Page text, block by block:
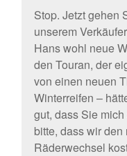
Stop. Jetzt gehen
unserem
Hans wohl neue
den Touran, der
von einen neuen
Winterreifen –
gut, dass Sie
bitte, dass wir
Räderwechsel